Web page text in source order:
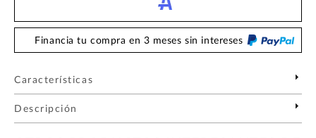
Financia tu compra en 3 meses sin intereses
Características
Descripción